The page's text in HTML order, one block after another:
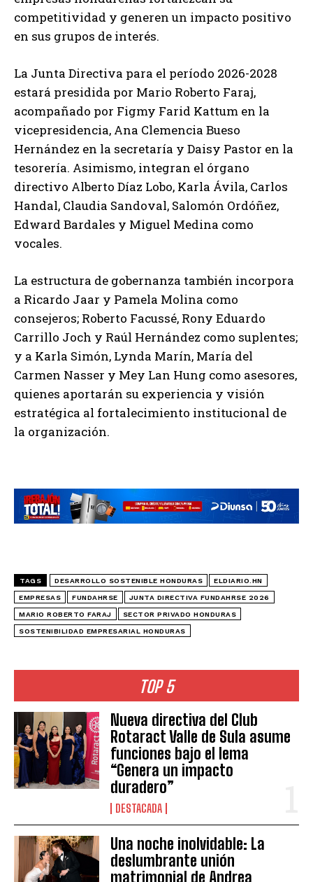
TOP 5
Nueva directiva del Club
Rotaract Valle de Sula asume
funciones bajo el lema
“Genera un impacto
duradero”
DESTACADA
Una noche inolvidable: La
deslumbrante unión
matrimonial de Andrea
competitividad y generen un impacto positivo
en sus grupos de interés.
La Junta Directiva para el período 2026-2028
estará presidida por Mario Roberto Faraj,
acompañado por Figmy Farid Kattum en la
vicepresidencia, Ana Clemencia Bueso
Hernández en la secretaría y Daisy Pastor en la
tesorería. Asimismo, integran el órgano
directivo Alberto Díaz Lobo, Karla Ávila, Carlos
Handal, Claudia Sandoval, Salomón Ordóñez,
Edward Bardales y Miguel Medina como
vocales.
La estructura de gobernanza también incorpora
a Ricardo Jaar y Pamela Molina como
consejeros; Roberto Facussé, Rony Eduardo
Carrillo Joch y Raúl Hernández como suplentes;
y a Karla Simón, Lynda Marín, María del
Carmen Nasser y Mey Lan Hung como asesores,
quienes aportarán su experiencia y visión
estratégica al fortalecimiento institucional de
la organización.
TAGS DESARROLLO SOSTENIBLE HONDURAS ELDIARIO.HN
EMPRESAS FUNDAHRSE JUNTA DIRECTIVA FUNDAHRSE 2026
MARIO ROBERTO FARAJ SECTOR PRIVADO HONDURAS
SOSTENIBILIDAD EMPRESARIAL HONDURAS